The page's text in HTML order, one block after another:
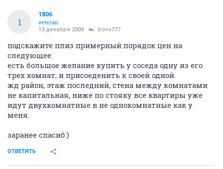
1
1806
veteran
13 декабря 2009 boris777
подскажите плиз примерный порядок цен на
следующее:
есть большое желание купить у соседа одну из его
трех комнат, и присоеденить к своей одной.
жд район, этаж последний, стена между комнатами
не капитальная, ниже по стояку все квартиры уже
идут двухкомнатные в не однокомнатные как у
меня.
заранее спасиб:)
ОТВЕТИТЬ